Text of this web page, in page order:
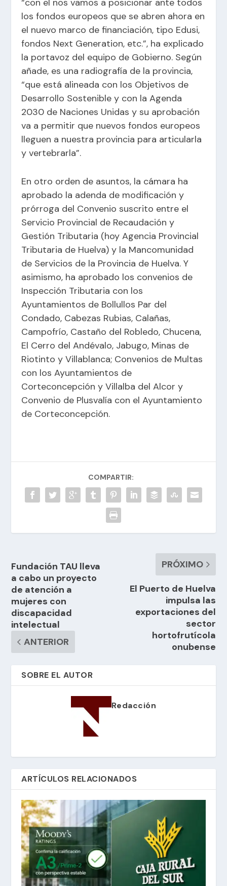
los fondos europeos que se abren ahora en
el nuevo marco de financiación, tipo Edusi,
fondos Next Generation, etc.”, ha explicado
la portavoz del equipo de Gobierno. Según
añade, es una radiografía de la provincia,
“que está alineada con los Objetivos de
Desarrollo Sostenible y con la Agenda
2030 de Naciones Unidas y su aprobación
va a permitir que nuevos fondos europeos
lleguen a nuestra provincia para articularla
y vertebrarla”.
En otro orden de asuntos, la cámara ha
aprobado la adenda de modificación y
prórroga del Convenio suscrito entre el
Servicio Provincial de Recaudación y
Gestión Tributaria (hoy Agencia Provincial
Tributaria de Huelva) y la Mancomunidad
de Servicios de la Provincia de Huelva. Y
asimismo, ha aprobado los convenios de
Inspección Tributaria con los
Ayuntamientos de Bollullos Par del
Condado, Cabezas Rubias, Calañas,
Campofrío, Castaño del Robledo, Chucena,
El Cerro del Andévalo, Jabugo, Minas de
Riotinto y Villablanca; Convenios de Multas
con los Ayuntamientos de
Corteconcepción y Villalba del Alcor y
Convenio de Plusvalía con el Ayuntamiento
de Corteconcepción.
COMPARTIR:
Fundación TAU lleva
a cabo un proyecto
de atención a
mujeres con
discapacidad
intelectual
ANTERIOR
PRÓXIMO
El Puerto de Huelva
impulsa las
exportaciones del
sector
hortofrutícola
onubense
SOBRE EL AUTOR
Redacción
ARTÍCULOS RELACIONADOS